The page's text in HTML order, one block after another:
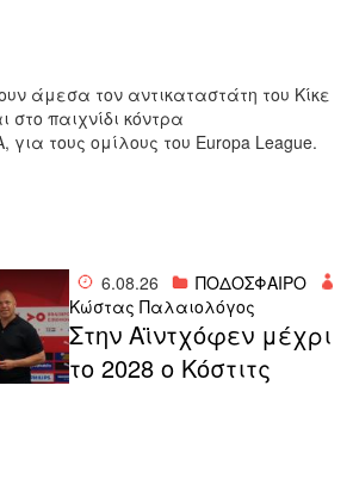
άμεσα τον αντικαταστάτη του Κίκε
στο παιχνίδι κόντρα
για τους ομίλους του Europa League.
6.08.26
ΠΟΔΟΣΦΑΙΡΟ
Κώστας Παλαιολόγος
Στην Αϊντχόφεν μέχρι
το 2028 ο Κόστιτς